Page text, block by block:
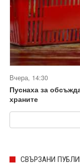
Вчера, 14:30
Пуснаха за
храните
СВЪРЗАНИ